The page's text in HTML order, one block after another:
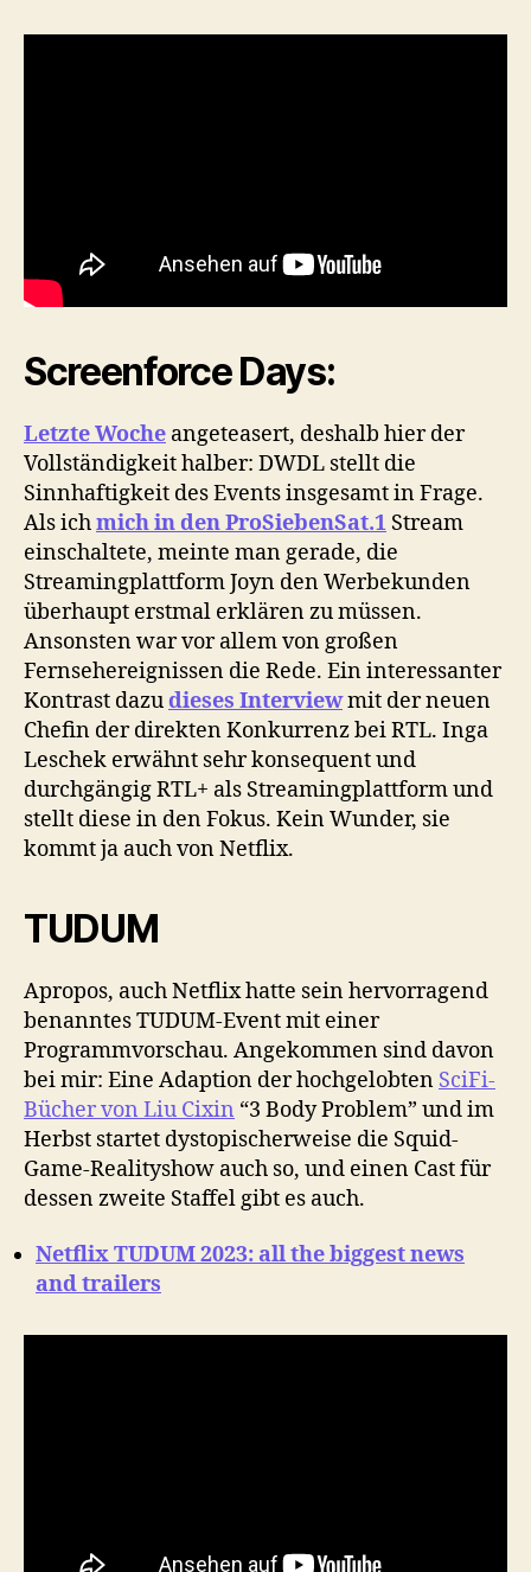
Screenforce Days:
Letzte Woche angeteasert, deshalb hier der
Vollständigkeit halber: DWDL stellt die
Sinnhaftigkeit des Events insgesamt in Frage.
Als ichmich in den ProSiebenSat.1 Stream
einschaltete, meinte man gerade, die
Streamingplattform Joyn den Werbekunden
überhaupt erstmal erklären zu müssen.
Ansonsten war vor allem von großen
Fernsehereignissen die Rede. Ein interessanter
Kontrast dazu dieses Interviewmit der neuen
Chefin der direkten Konkurrenz bei RTL. Inga
Leschek erwähnt sehr konsequent und
durchgängig RTL+ als Streamingplattform und
stellt diese in den Fokus. Kein Wunder, sie
kommt ja auch von Netflix.
TUDUM
Apropos, auch Netflix hatte sein hervorragend
benanntes TUDUM-Event mit einer
Programmvorschau. Angekommen sind davon
bei mir: Eine Adaption der hochgelobten SciFi-
Bücher von Liu Cixin “3 Body Problem” und im
Herbst startet dystopischerweise die Squid-
Game-Realityshow auch so, und einen Cast für
dessen zweite Staffel gibt es auch.
Netflix TUDUM 2023: all the biggest news
and trailers